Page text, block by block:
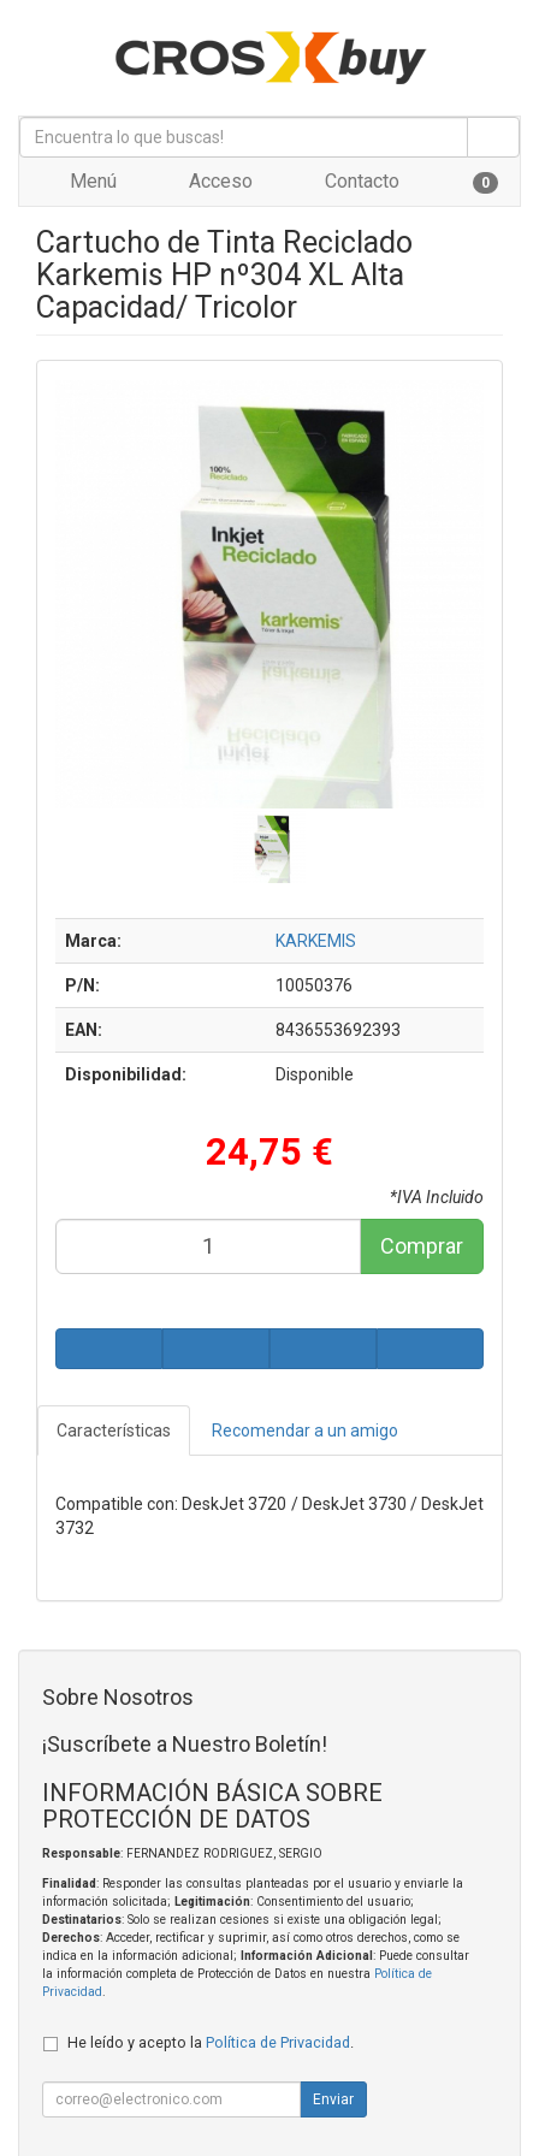
Menú Acceso Contacto 0
Cartucho de Tinta Reciclado
Karkemis HP nº304 XL Alta
Capacidad/ Tricolor
Marca: KARKEMIS
P/N: 10050376
EAN: 8436553692393
Disponibilidad: Disponible
24,75 €
*IVA Incluido
Comprar
Características Recomendar a un amigo
Compatible con: DeskJet 3720 / DeskJet 3730 / DeskJet
3732
Sobre Nosotros
¡Suscríbete a Nuestro Boletín!
INFORMACIÓN BÁSICA SOBRE
PROTECCIÓN DE DATOS
Responsable: FERNANDEZ RODRIGUEZ, SERGIO
Finalidad: Responder las consultas planteadas por el usuario y enviarle la
información solicitada; Legitimación: Consentimiento del usuario;
Destinatarios: Solo se realizan cesiones si existe una obligación legal;
Derechos: Acceder, rectificar y suprimir, así como otros derechos, como se
indica en la información adicional;
Información Adicional : Puede consultar
la información completa de Protección de Datos en nuestra Política de
Privacidad
He leído y acepto la Política de Privacidad
Enviar